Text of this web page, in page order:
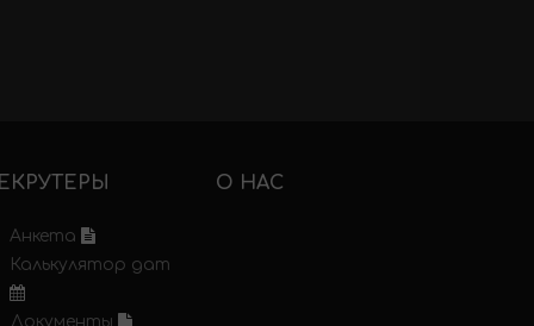
Анкета
Калькулятор дат
Документы
О НАС